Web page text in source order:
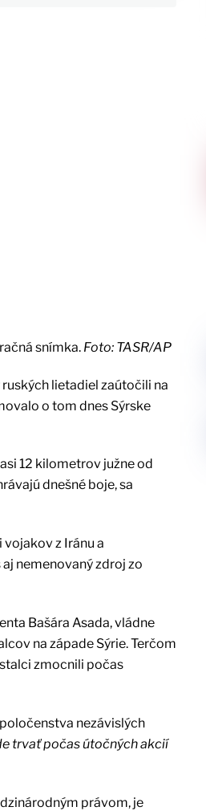
snímka. Foto: TASR/AP
lietadiel zaútočili na
o tom dnes Sýrske
12 kilometrov južne od
dnešné boje, sa
z Iránu a
nemenovaný zdroj zo
Bašára Asada, vládne
na západe Sýrie. Terčom
zmocnili počas
nezávislých
trvať počas útočných akcií
právom, je